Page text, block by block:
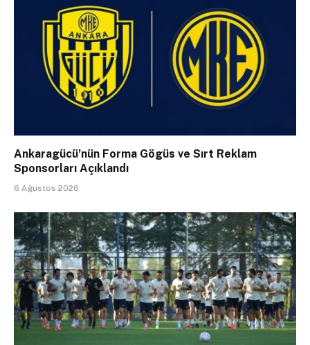
Ankaragücü’nün Forma Gögüs ve Sırt Reklam
Sponsorları Açıklandı
6 Ağustos 2026